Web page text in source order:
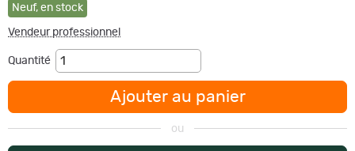
Neuf, en stock
Vendeur professionnel
Quantité
Ajouter au panier
ou